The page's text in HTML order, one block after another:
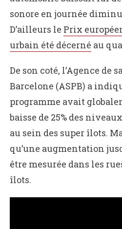
sonore en journée
D’ailleurs le Prix
urbain été décerné au
De son coté, l’Agence de
Barcelone (ASPB) a
programme avait
baisse de 25% des
au sein des super îlots.
qu’une augmentation
être mesurée dans les
îlots.